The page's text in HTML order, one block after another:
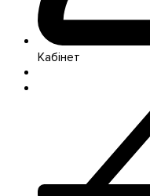
Кабінет